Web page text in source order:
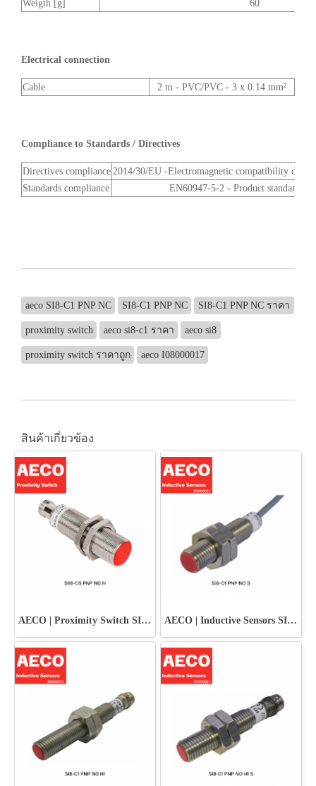
Weigth [g] 60
Electrical connection
Cable 2 m - PVC/PVC - 3 x 0.14 mm²
Compliance to Standards / Directives
Directives compliance 2014/30/EU -Electromagnetic compatibility
Standards compliance
EN60947-5-2 - Product standard
aeco SI8-C1 PNP NC SI8-C1 PNP NC SI8-C1 PNP NC ราคา
proximity switch aeco si8-c1 ราคา aeco si8
proximity switch ราคาถูก aeco I08000017
สินค้าเกี่ยวข้อง
AECO | Proximity Switch SI18-C5 PNP NO H AECO | Inductive Sensors SI8-C1 PNP NO S